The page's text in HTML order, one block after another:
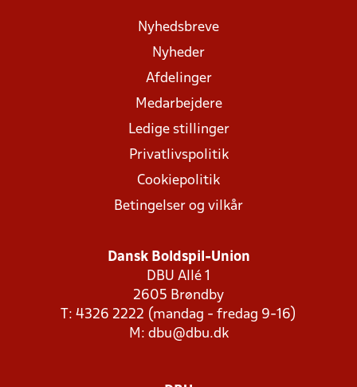
Nyhedsbreve
Nyheder
Afdelinger
Medarbejdere
Ledige stillinger
Privatlivspolitik
Cookiepolitik
Betingelser og vilkår
Dansk Boldspil-Union
DBU Allé 1
2605 Brøndby
T: 4326 2222 (mandag - fredag 9-16)
M: dbu@dbu.dk